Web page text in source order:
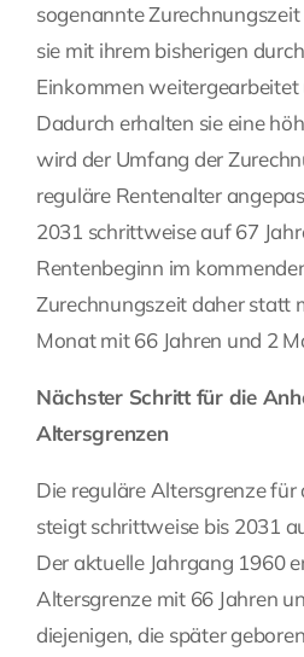
sogenannte
sie mit ihrem bisherigen
Einkommen
Dadurch erhalten sie eine
wird der Umfang der
reguläre Rentenalter
2031 schrittweise auf 67
Rentenbeginn im
Zurechnungszeit daher statt
Monat mit 66 Jahren und 2
Nächster Schritt für die
Altersgrenzen
Die reguläre Altersgrenze für
steigt schrittweise bis 2031
Der aktuelle Jahrgang 1960
Altersgrenze mit 66 Jahren
diejenigen, die später